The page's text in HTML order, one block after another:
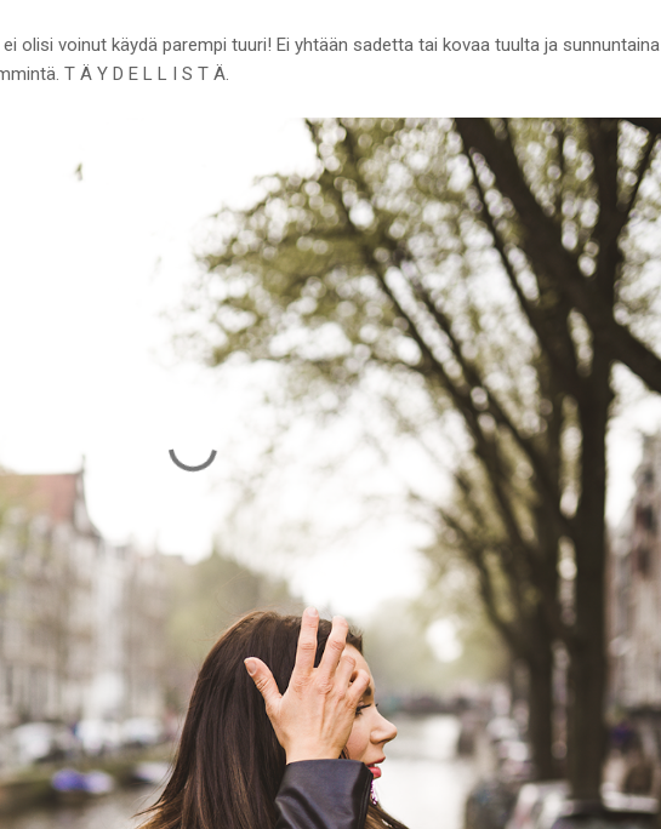
olisi voinut käydä parempi tuuri! Ei yhtään sadetta tai kovaa tuulta ja sunnuntaina
T Ä Y D E L L I S T Ä.